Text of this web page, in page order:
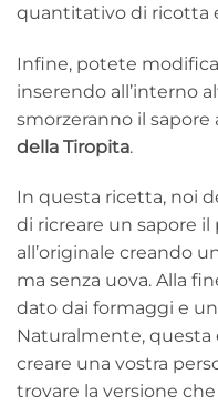
quantitativo di ricotta
Infine, potete
inserendo all’interno
smorzeranno il
della Tiropita.
In questa ricetta, noi
di ricreare un sapore
all’originale creando
ma senza uova. Alla
dato dai formaggi e
Naturalmente, questa
creare una vostra
trovare la versione